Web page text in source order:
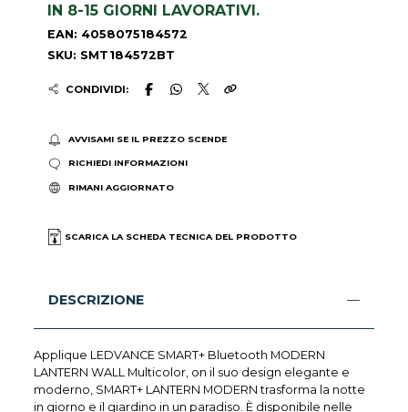
IN 8-15 GIORNI LAVORATIVI.
EAN: 4058075184572
SKU: SMT184572BT
CONDIVIDI:
AVVISAMI SE IL PREZZO SCENDE
RICHIEDI INFORMAZIONI
RIMANI AGGIORNATO
SCARICA LA SCHEDA TECNICA DEL PRODOTTO
DESCRIZIONE
Applique LEDVANCE SMART+ Bluetooth MODERN
LANTERN WALL Multicolor, on il suo design elegante e
moderno, SMART+ LANTERN MODERN trasforma la notte
in giorno e il giardino in un paradiso. È disponibile nelle